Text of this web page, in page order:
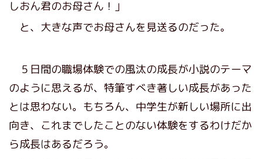
しおん君のお母さん！」
と、大きな声でお母さんを見送るのだった。
５日間の職場体験での風汰の成長が小説のテーマ
のように思えるが、特筆すべき著しい成長があった
とは思わない。もちろん、中学生が新しい場所に出
向き、これまでしたことのない体験をするわけだか
ら成長はあるだろう。